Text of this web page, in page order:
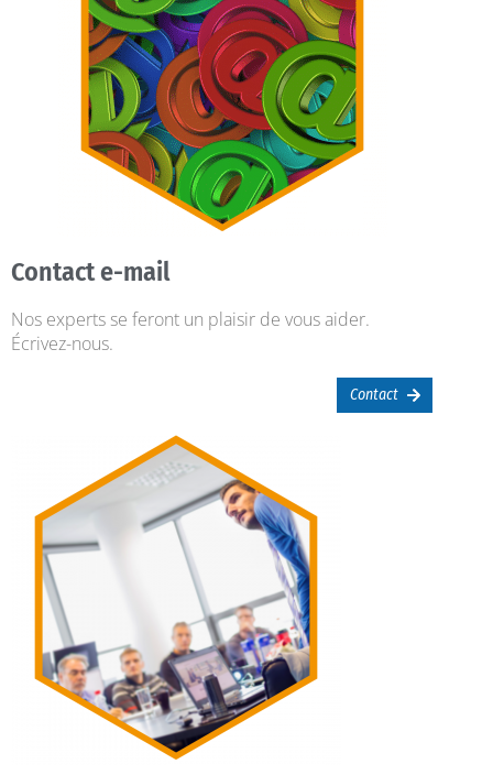
Contact e-mail
Nos experts se feront un plaisir de vous aider.
Écrivez-nous.
Contact